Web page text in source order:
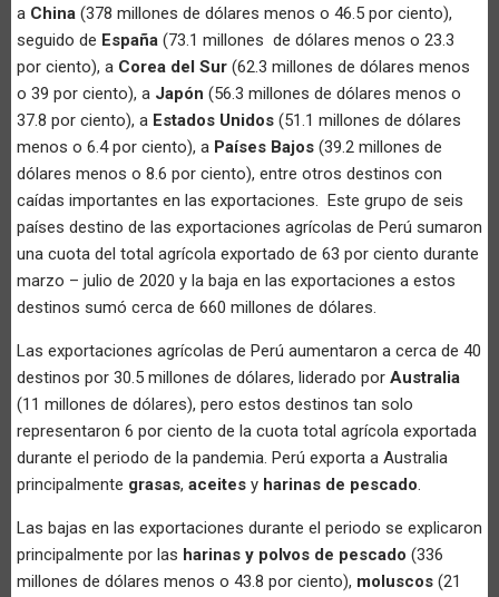
a China (378 millones de dólares menos o 46.5 por ciento),
seguido de España (73.1 millones de dólares menos o 23.3
por ciento), a Corea del Sur (62.3 millones de dólares menos
o 39 por ciento), a Japón (56.3 millones de dólares menos o
37.8 por ciento), a Estados Unidos (51.1 millones de dólares
menos o 6.4 por ciento), a Países Bajos (39.2 millones de
dólares menos o 8.6 por ciento), entre otros destinos con
caídas importantes en las exportaciones. Este grupo de seis
países destino de las exportaciones agrícolas de Perú sumaron
una cuota del total agrícola exportado de 63 por ciento durante
marzo – julio de 2020 y la baja en las exportaciones a estos
destinos sumó cerca de 660 millones de dólares.
Las exportaciones agrícolas de Perú aumentaron a cerca de 40
destinos por 30.5 millones de dólares, liderado por Australia
(11 millones de dólares), pero estos destinos tan solo
representaron 6 por ciento de la cuota total agrícola exportada
durante el periodo de la pandemia. Perú exporta a Australia
principalmente grasas, aceites y harinas de pescado.
Las bajas en las exportaciones durante el periodo se explicaron
principalmente por las harinas y polvos de pescado (336
millones de dólares menos o 43.8 por ciento), moluscos (21